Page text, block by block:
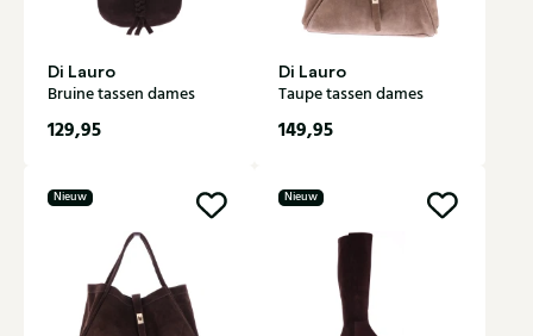
Di Lauro
Bruine tassen dames
129,95
Di Lauro
Taupe tassen dames
149,95
Nieuw Nieuw